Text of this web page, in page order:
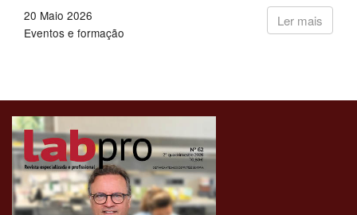
Ler mais
20 Maio 2026
Eventos e formação